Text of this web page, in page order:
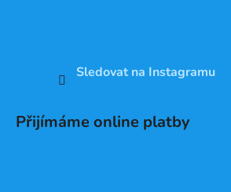
Sledovat na Instagramu
Přijímáme online platby